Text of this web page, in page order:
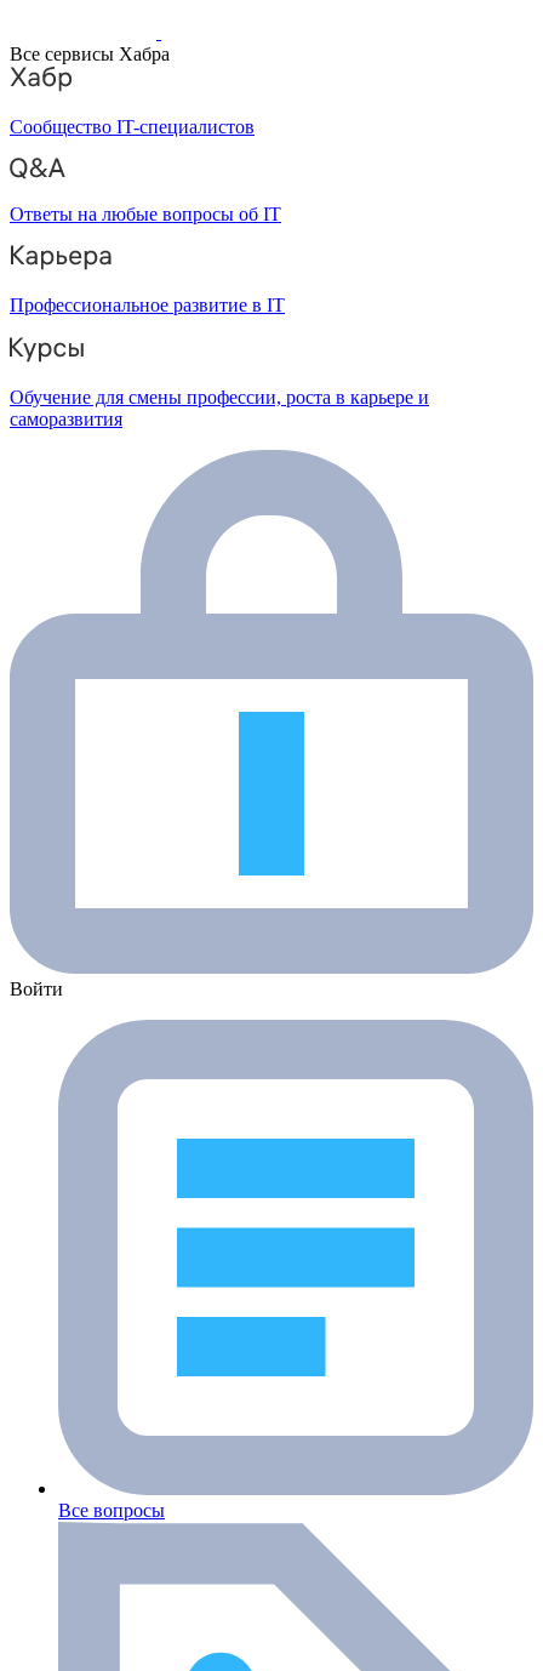
Все сервисы Хабра
Сообщество IT-специалистов
Ответы на любые вопросы об IT
Профессиональное развитие в IT
Обучение для смены профессии, роста в карьере и
саморазвития
Войти
Все вопросы